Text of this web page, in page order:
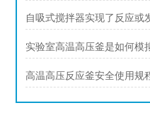
自吸式搅拌器实现了反应或
实验室高温高压釜是如何模
高温高压反应釜安全使用规